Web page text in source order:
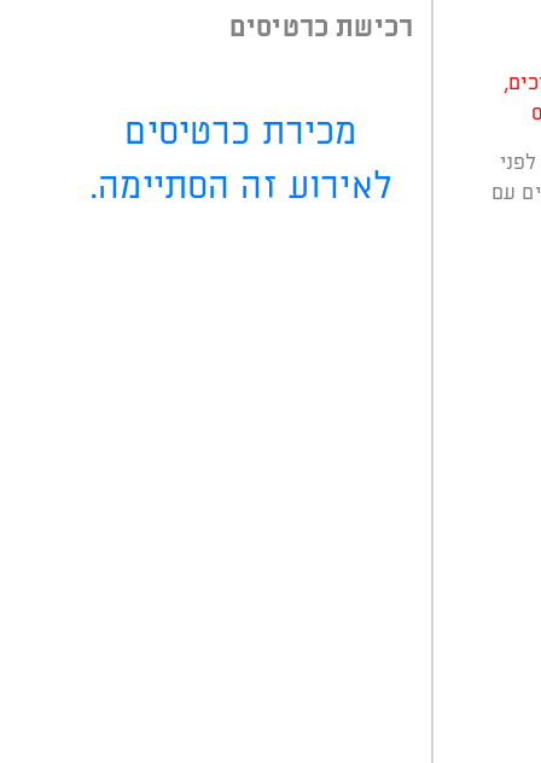
עם
רכישת כרטיסים
מכירת כרטיסים
לאירוע זה הסתיימה.